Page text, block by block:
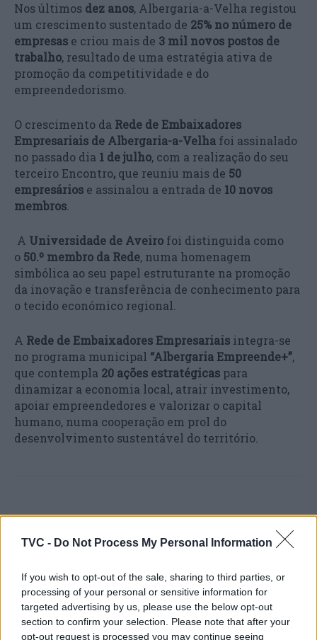
TVC - Do Not Process My Personal Information
If you wish to opt-out of the sale, sharing to third parties, or
processing of your personal or sensitive information for
targeted advertising by us, please use the below opt-out
section to confirm your selection. Please note that after your
opt-out request is processed you may continue seeing
Nos últimos dez anos, Albergaria-a-Velha registou
um crescimento sustentado de 25% no número de
empresas e criou mais de 3 mil novos postos de
trabalho, resultado de uma estratégia ativa de
promoção da competitividade e do
empreendedorismo.
O crescimento da Rede de Embaixadores
Empresariais de Albergaria-a-Velha foi assinalado
no passado dia 1 de julho, com a realização do seu
terceiro Encontro, que reuniu mais de 50
empresários e assinalou a entrada de 10 novos
membros
A Universidade de Aveiro foi distinguida como
o 50.º membro da Rede, numa homenagem
simbólica ao seu papel estruturante na promoção
da inovação e transferência de conhecimento para
o tecido económico regional.
A Rede de Embaixadores Empresariais integra-se
no programa municipal “Albergaria Empreende+”,
que contempla 20 ações estratégicas para
dinamizar a economia local, atrair investimento,
apoiar empreendedores e valorizar o capital
humano, numa cooperação em prol do
desenvolvimento sustentável do território.
Artigo anterior
Cantanhede celebra o
centenário de Carlos
Próximo artigo
Município de Ílhavo
apresenta Plano de